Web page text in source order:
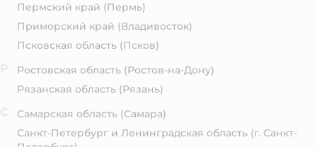
Пермский край (Пермь)
Приморский край (Владивосток)
Псковская область (Псков)
Ростовская область (Ростов-на-Дону)
Рязанская область (Рязань)
Самарская область (Самара)
Санкт-Петербург и Ленинградская область (г. Санкт-